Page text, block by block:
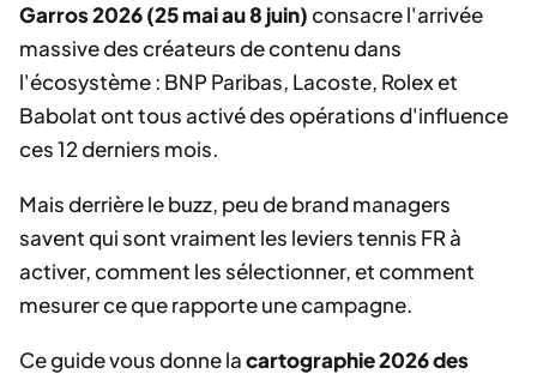
Garros 2026 (25 mai au 8 juin)consacre l'arrivée
massive des créateurs de contenu dans
l'écosystème : BNP Paribas, Lacoste, Rolex et
Babolat ont tous activé des opérations d'influence
ces 12 derniers mois.
Mais derrière le buzz, peu de brand managers
savent qui sont vraiment les leviers tennis FR à
activer, comment les sélectionner, et comment
mesurer ce que rapporte une campagne.
Ce guide vous donne lacartographie 2026 des